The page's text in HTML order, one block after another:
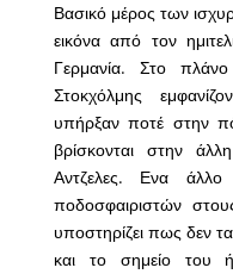
Βασικό μέρος των
εικόνα από τον
Γερμανία. Στο
Στοκχόλμης
υπήρξαν ποτέ στην
βρίσκονται στην
Αντζελες. Ενα άλλο
ποδοσφαιριστών
υποστηρίζει πως δεν
και το σημείο του